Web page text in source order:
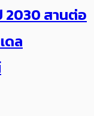
2030 สานต่อ
ดล